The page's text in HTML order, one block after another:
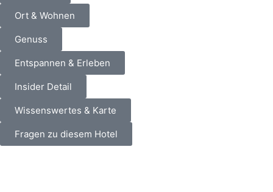
Ort & Wohnen
Genuss
Entspannen & Erleben
Insider Detail
Wissenswertes & Karte
Fragen zu diesem Hotel